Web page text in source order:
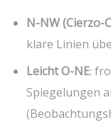
N-NW (Cierzo-
klare Linien
Leicht O-NE:
Spiegelungen